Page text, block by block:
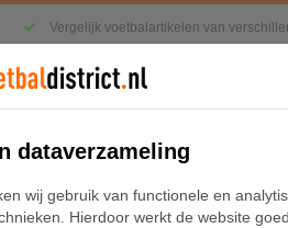
Vergelijk voetbalartikelen van
dataverzameling
wij gebruik van functionele en
Hierdoor werkt de website